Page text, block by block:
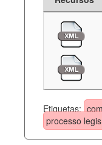
Etiquetas:
processo